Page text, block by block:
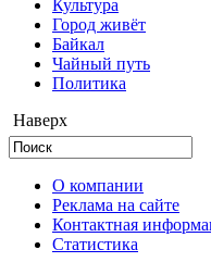
Культура
Город живёт
Байкал
Чайный путь
Политика
Наверх
О компании
Реклама на сайте
Контактная
Статистика